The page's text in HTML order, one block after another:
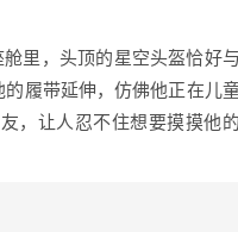
里，头顶的星空头盔恰好与
履带延伸，仿佛他正在儿
，让人忍不住想要摸摸他的